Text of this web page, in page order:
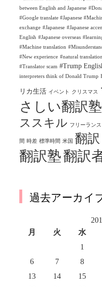
between English and Japanese
#Google translate #Japanese
exchange #Japanese #Japanese
English #Japanese overseas
#Machine translation
#New experience #natural translation
#Translator scam #Trump
interpreters think of Donald Trump
リカ生活 イベント クリスマス
さしい翻訳塾
ススキル フリーランス
間 時差 標準時間 米国 翻訳
翻訳塾翻訳
過去アーカイ
月
火 水
1
6
7 8
13
14 15